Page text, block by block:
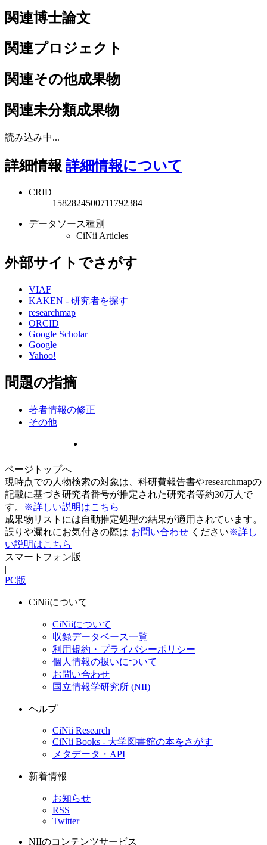
関連博士論文
関連プロジェクト
関連その他成果物
関連未分類成果物
読み込み中...
詳細情報 詳細情報について
CRID
1582824500711792384
データソース種別
CiNii Articles
外部サイトでさがす
VIAF
KAKEN - 研究者を探す
researchmap
ORCID
Google Scholar
Google
Yahoo!
問題の指摘
著者情報の修正
その他
ページトップへ
現時点での人物検索の対象は、科研費報告書やresearchmapの
記載に基づき研究者番号が推定された研究者等約30万人で
す。
※詳しい説明はこちら
成果物リストには自動推定処理の結果が適用されています。
誤りや漏れにお気付きの際は お問い合わせ ください※詳し
い説明はこちら
スマートフォン版
|
PC版
CiNiiについて
CiNiiについて
収録データベース一覧
利用規約・プライバシーポリシー
個人情報の扱いについて
お問い合わせ
国立情報学研究所 (NII)
ヘルプ
CiNii Research
CiNii Books - 大学図書館の本をさがす
メタデータ・API
新着情報
お知らせ
RSS
Twitter
NIIのコンテンツサービス